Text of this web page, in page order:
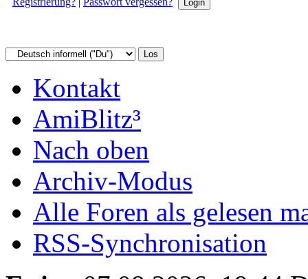
Kontakt
AmiBlitz³
Nach oben
Archiv-Modus
Alle Foren als gelesen
RSS-Synchronisation